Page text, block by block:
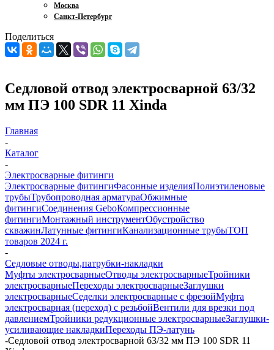
Москва
Санкт-Петербург
Поделиться
Седловой отвод электросварной 63/32
мм ПЭ 100 SDR 11 Xinda
Главная
-
Каталог
-
Электросварные фитинги
Электросварные фитингиФасонные изделияПолиэтиленовые
трубыТрубопроводная арматураОбжимные
фитингиСоединения GeboКомпрессионные
фитингиМонтажный инструментОбустройство
скважинЛатунные фитингиКанализационные трубыТОП
товаров 2024 г.
-
Седловые отводы,патрубки-накладки
Муфты электросварныеОтводы электросварныеТройники
электросварныеПереходы электросварныеЗаглушки
электросварныеСеделки электросварные с фрезойМуфта
электросварная (переход) с резьбойВентили для врезки под
давлениемТройники редукционные электросварныеЗаглушки-
усиливающие накладкиПереходы ПЭ-латунь
-Седловой отвод электросварной 63/32 мм ПЭ 100 SDR 11